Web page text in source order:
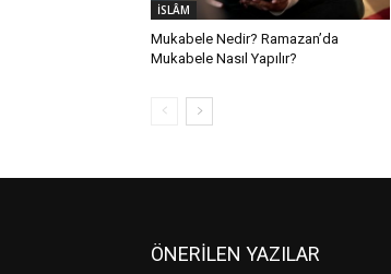
İSLÂM
Mukabele Nedir? Ramazan’da
Mukabele Nasıl Yapılır?
ÖNERİLEN YAZILAR